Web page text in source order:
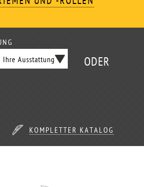
ODER
KOMPLETTER KATALOG